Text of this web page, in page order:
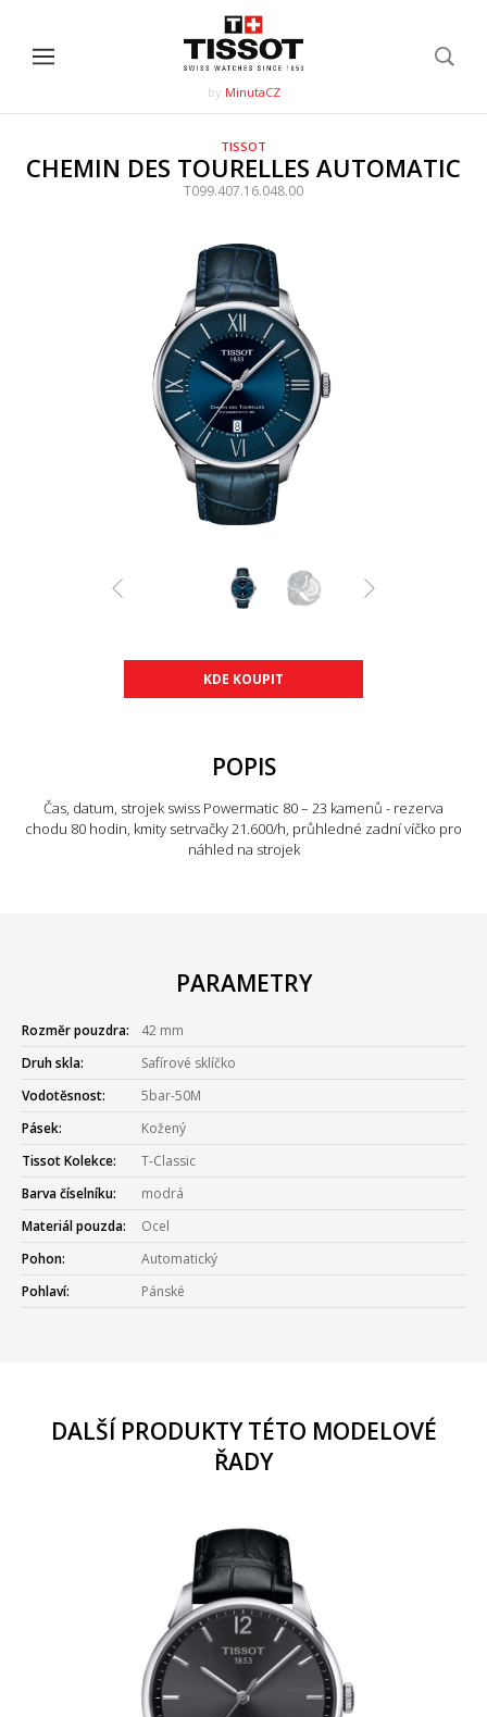
by MinutaCZ
TISSOT
CHEMIN DES TOURELLES AUTOMATIC
T099.407.16.048.00
KDE KOUPIT
POPIS
Čas, datum, strojek swiss Powermatic 80 – 23 kamenů - rezerva
chodu 80 hodin, kmity setrvačky 21.600/h, průhledné zadní víčko pro
náhled na strojek
PARAMETRY
Rozměr pouzdra:
42 mm
Druh skla:
Safírové sklíčko
Vodotěsnost:
5bar-50M
Pásek:
Kožený
Tissot Kolekce:
T-Classic
Barva číselníku:
modrá
Materiál pouzda:
Ocel
Pohon:
Automatický
Pohlaví:
Pánské
DALŠÍ PRODUKTY TÉTO MODELOVÉ
ŘADY